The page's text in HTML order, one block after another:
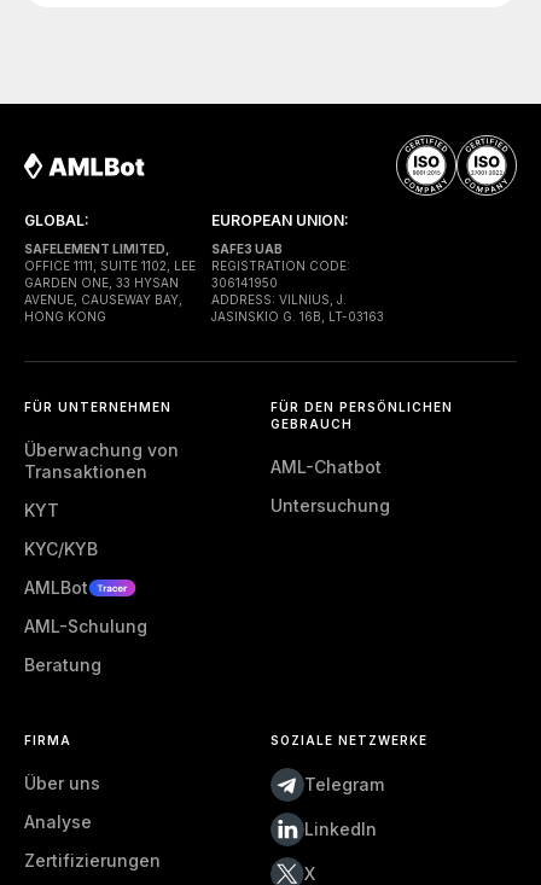
GLOBAL:
SAFELEMENT LIMITED,
OFFICE 1111, SUITE 1102, LEE
GARDEN ONE, 33 HYSAN
AVENUE, CAUSEWAY BAY,
HONG KONG
EUROPEAN UNION:
SAFE3 UAB
REGISTRATION CODE:
306141950
ADDRESS: VILNIUS, J.
JASINSKIO G. 16B, LT-03163
FÜR UNTERNEHMEN
Überwachung von
Transaktionen
KYT
KYC/KYB
AMLBot
AML-Schulung
Beratung
FÜR DEN PERSÖNLICHEN
GEBRAUCH
AML-Chatbot
Untersuchung
FIRMA
Über uns
Analyse
Zertifizierungen
SOZIALE NETZWERKE
Telegram
LinkedIn
X